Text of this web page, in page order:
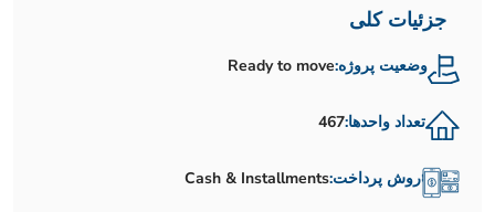
جزئیات کلی
وضعیت پروژه:Ready to move
تعداد واحدها:467
روش پرداخت:Cash & Installments